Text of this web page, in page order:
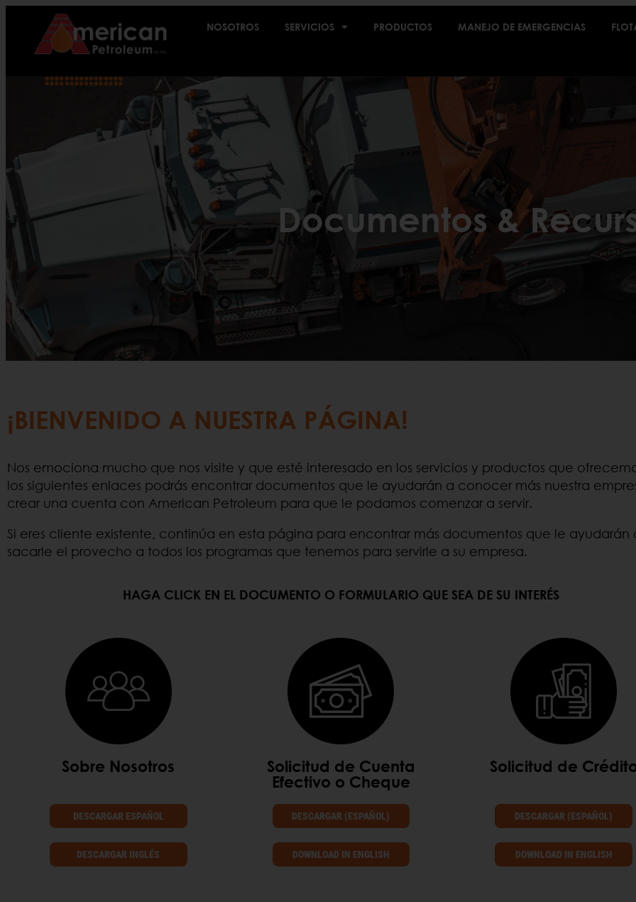
NOSOTROS SERVICIOS PRODUCTOS MANEJO DE EMERGENCIAS
Documentos &
¡BIENVENIDO A NUESTRA PÁGINA!
Nos emociona mucho que nos visite y que esté interesado en los servicios y productos que
los siguientes enlaces podrás encontrar documentos que le ayudarán a conocer más nuestra
crear una cuenta con American Petroleum para que le podamos comenzar a servir.
Si eres cliente existente, continúa en esta página para encontrar más documentos que le ayudarán
sacarle el provecho a todos los programas que tenemos para servirle a su empresa.
HAGA CLICK EN EL DOCUMENTO O FORMULARIO QUE SEA DE SU INTERÉS​
Sobre Nosotros
DESCARGAR ESPAÑOL
DESCARGAR INGLÉS
Solicitud de Cuenta
Efectivo o Cheque
DESCARGAR (ESPAÑOL)
DOWNLOAD IN ENGLISH
Solicitud de
DESCARGAR (ESPAÑOL)
DOWNLOAD IN ENGLISH